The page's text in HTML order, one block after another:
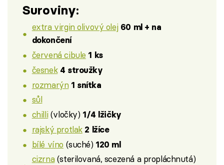
Suroviny:
extra virgin olivový olej 60 ml + na
dokončení
červená cibule 1 ks
česnek 4 stroužky
rozmarýn 1 snítka
sůl
chilli(vločky) 1/4 lžičky
rajský protlak 2 lžíce
bílé víno (suché) 120 ml
cizrna(sterilovaná, scezená a propláchnutá)